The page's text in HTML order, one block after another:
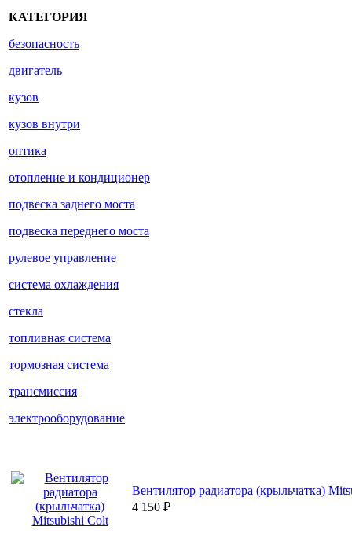
КАТЕГОРИЯ
безопасность
двигатель
кузов
кузов внутри
оптика
отопление и кондиционер
подвеска заднего моста
подвеска переднего моста
рулевое управление
система охлаждения
стекла
топливная система
тормозная система
трансмиссия
электрооборудование
Вентилятор радиатора (крыльчатка)
4 150 ₽